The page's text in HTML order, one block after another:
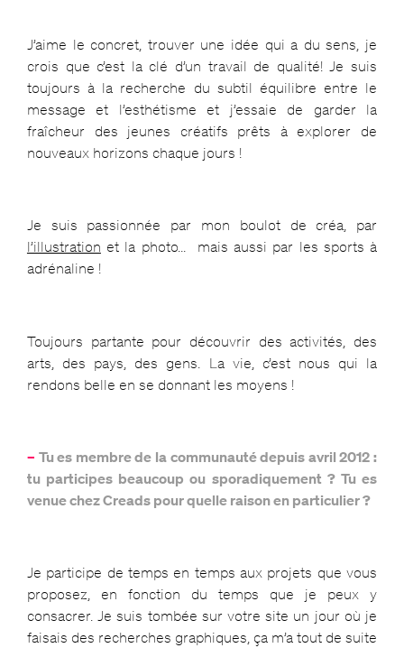
J’aime le concret, trouver une idée qui a du sens, je
crois que c’est la clé d’un travail de qualité! Je suis
toujours à la recherche du subtil équilibre entre le
message et l’esthétisme et j’essaie de garder la
fraîcheur des jeunes créatifs prêts à explorer de
nouveaux horizons chaque jours !
Je suis passionnée par mon boulot de créa, par
l’illustration et la photo… mais aussi par les sports à
adrénaline !
Toujours partante pour découvrir des activités, des
arts, des pays, des gens. La vie, c’est nous qui la
rendons belle en se donnant les moyens !
– Tu es membre de la communauté depuis avril 2012 :
tu participes beaucoup ou sporadiquement ? Tu es
venue chez Creads pour quelle raison en particulier ?
Je participe de temps en temps aux projets que vous
proposez, en fonction du temps que je peux y
consacrer. Je suis tombée sur votre site un jour où je
faisais des recherches graphiques, ça m’a tout de suite